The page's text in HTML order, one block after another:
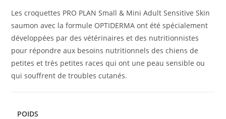
Les croquettes PRO PLAN Small & Mini Adult Sensitive Skin
saumon avec la formule OPTIDERMA ont été spécialement
développées par des vétérinaires et des nutritionnistes
pour répondre aux besoins nutritionnels des chiens de
petites et très petites races qui ont une peau sensible ou
qui souffrent de troubles cutanés.
POIDS